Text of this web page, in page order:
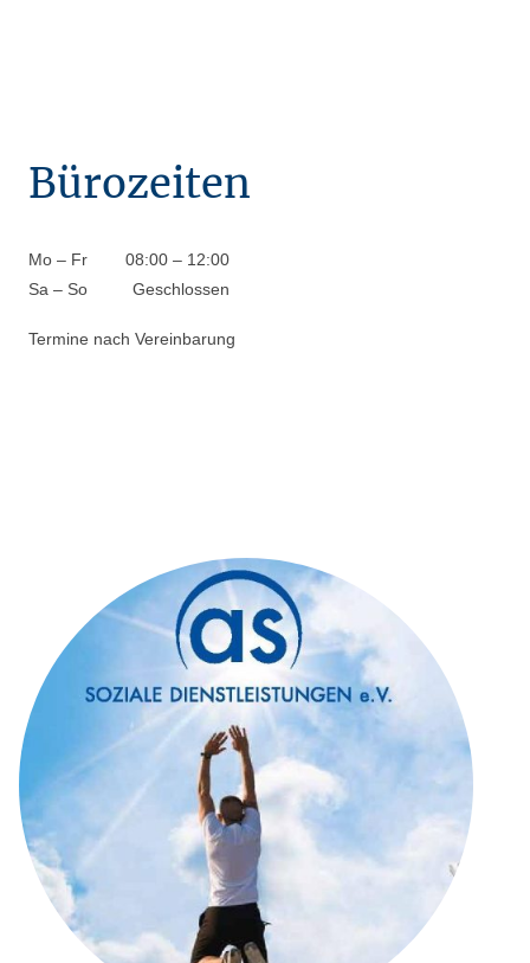
Bürozeiten
Mo – Fr 08:00 – 12:00
Sa – So Geschlossen
Termine nach Vereinbarung